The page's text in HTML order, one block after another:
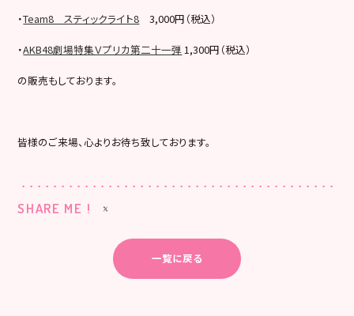
・Team8 スティックライト8 3,000円（税込）
・AKB48劇場特集Ｖプリカ第二十一弾 1,300円（税込）
の販売もしております。
皆様のご来場、心よりお待ち致しております。
SHARE ME !
一覧に戻る